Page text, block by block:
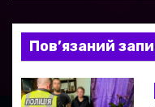
а
п
и
Пов’язаний